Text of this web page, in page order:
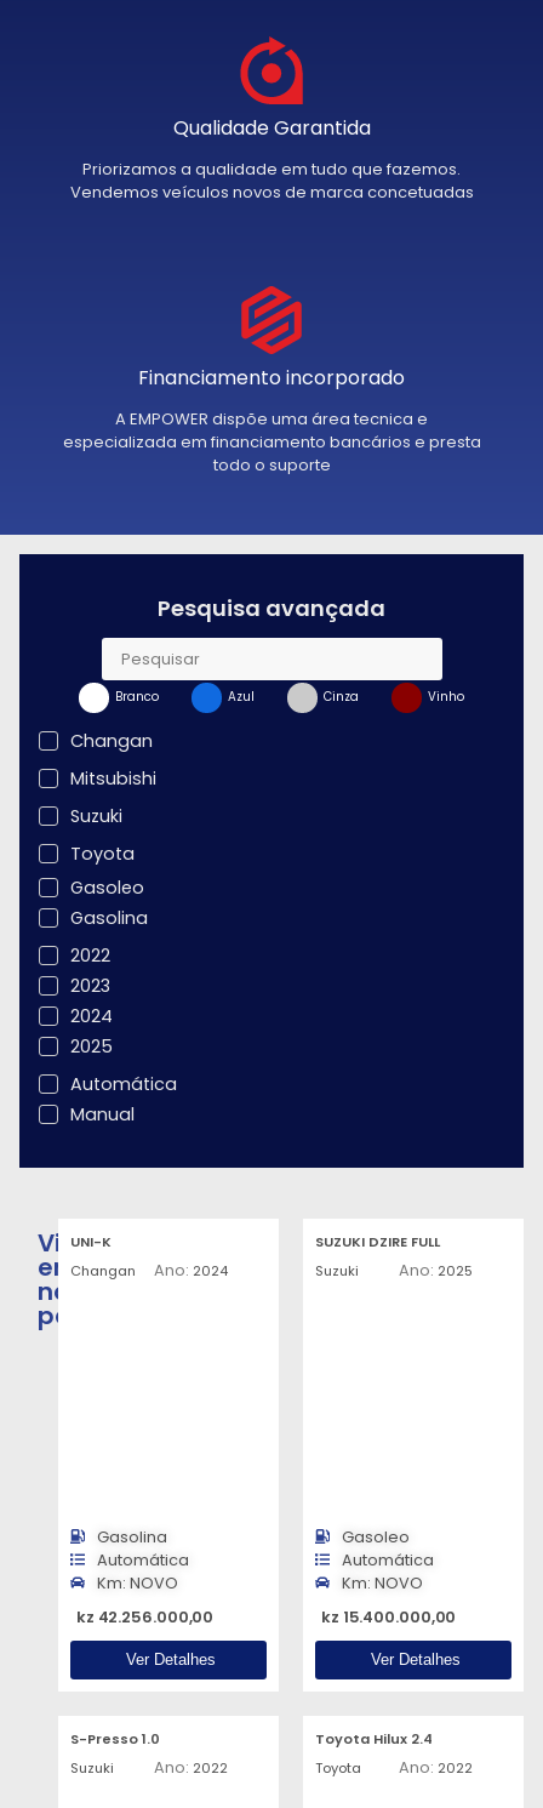
Qualidade Garantida
Priorizamos a qualidade em tudo que fazemos.
Vendemos veículos novos de marca concetuadas
Financiamento incorporado
A EMPOWER dispõe uma área tecnica e
especializada em financiamento bancários e presta
todo o suporte
Pesquisa avançada
Branco Azul Cinza Vinho
Changan
Mitsubishi
Suzuki
Toyota
Gasoleo
Gasolina
2022
2023
2024
2025
Automática
Manual
Viaturas
em
nosso
parque
UNI-K
Changan
Ano: 2024
Gasolina
Automática
Km: NOVO
kz 42.256.000,00
Ver Detalhes
SUZUKI DZIRE FULL
Suzuki
Ano: 2025
Gasoleo
Automática
Km: NOVO
kz 15.400.000,00
Ver Detalhes
S-Presso 1.0
Suzuki
Ano: 2022
Toyota Hilux 2.4
Toyota
Ano: 2022